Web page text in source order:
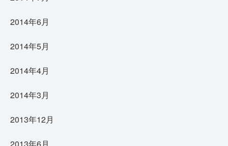
2014年6月
2014年5月
2014年4月
2014年3月
2013年12月